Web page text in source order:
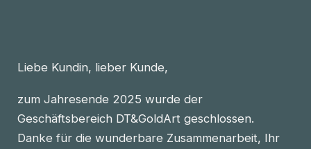
Liebe Kundin, lieber Kunde,
zum Jahresende 2025 wurde der
Geschäftsbereich DT&GoldArt geschlossen.
Danke für die wunderbare Zusammenarbeit, Ihr